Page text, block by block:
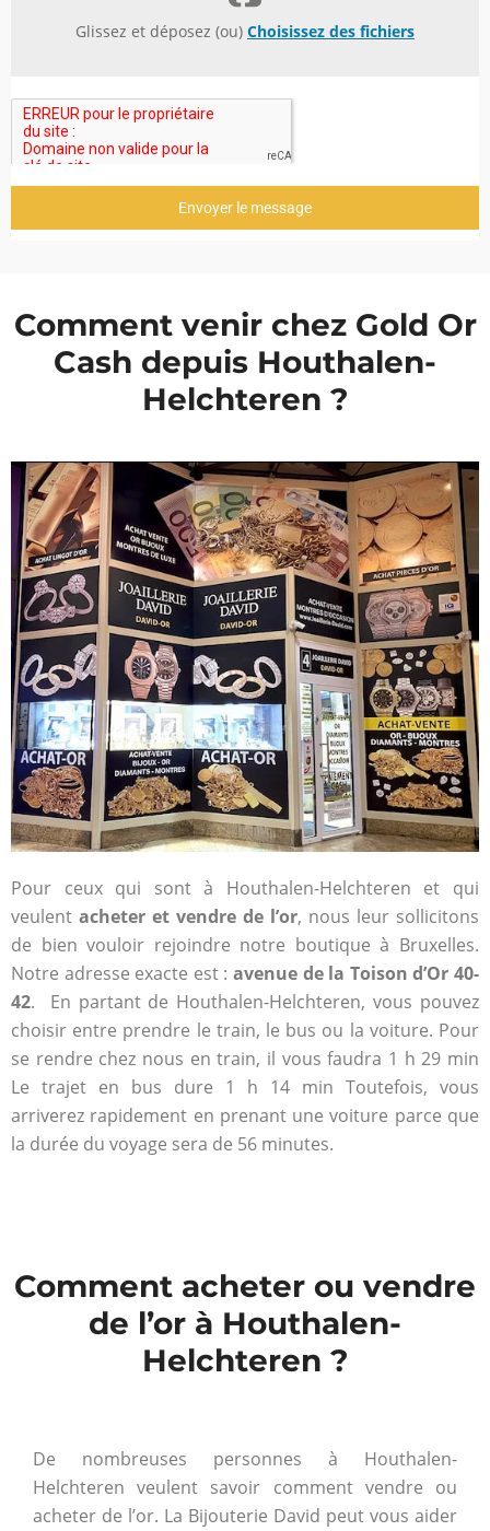
Glissez et déposez (ou) Choisissez des fichiers
Envoyer le message
Comment venir chez Gold Or
Cash depuis Houthalen-
Helchteren ?
Pour ceux qui sont à Houthalen-Helchteren et qui
veulent acheter et vendre de l’or, nous leur sollicitons
de bien vouloir rejoindre notre boutique à Bruxelles.
Notre adresse exacte est : avenue de la Toison d’Or 40-
42. En partant de Houthalen-Helchteren, vous pouvez
choisir entre prendre le train, le bus ou la voiture. Pour
se rendre chez nous en train, il vous faudra 1 h 29 min
Le trajet en bus dure 1 h 14 min Toutefois, vous
arriverez rapidement en prenant une voiture parce que
la durée du voyage sera de 56 minutes.
Comment acheter ou vendre
de l’or à Houthalen-
Helchteren ?
De nombreuses personnes à Houthalen-
Helchteren veulent savoir comment vendre ou
acheter de l’or. La Bijouterie David peut vous aider